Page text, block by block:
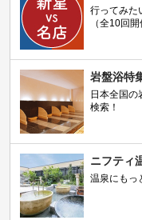
行ってみた
（全10回
岩盤浴特
日本全国の
検索！
ニフティ
温泉にもっ